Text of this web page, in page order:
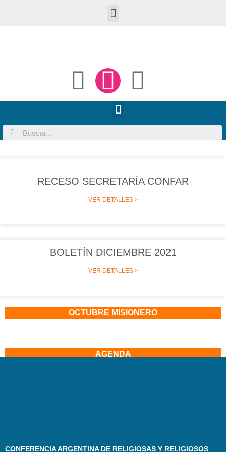
RECESO SECRETARÍA CONFAR
VER DETALLES >
BOLETÍN DICIEMBRE 2021
VER DETALLES >
OCTUBRE MISIONERO
AGENDA
CONFERENCIA ARGENTINA DE RELIGIOSAS Y RELIGIOSOS